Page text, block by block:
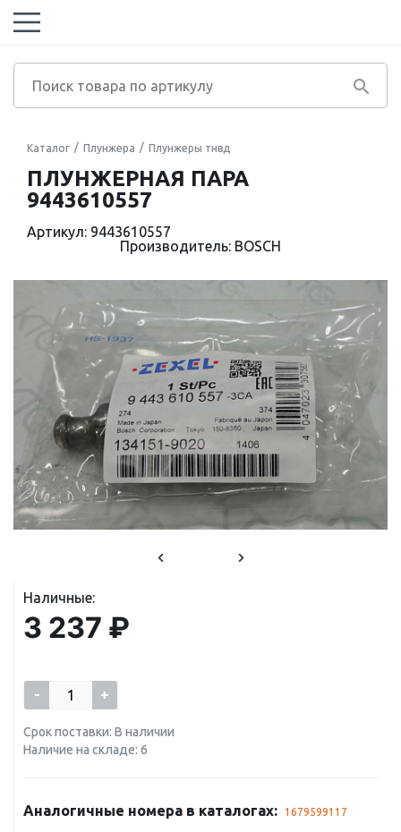
Каталог Плунжера Плунжеры тнвд
ПЛУНЖЕРНАЯ ПАРА
9443610557
Артикул: 9443610557
Производитель: BOSCH
Наличные:
3 237 ₽
- +
Срок поставки: В наличии
Наличие на складе: 6
Аналогичные номера в каталогах: 1679599117